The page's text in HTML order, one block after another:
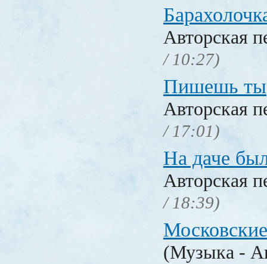
Авторская
/ 10:27)
Пишешь ты
Авторская
/ 17:01)
На даче
Авторская
/ 18:39)
(Музыка -